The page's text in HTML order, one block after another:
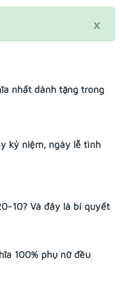
×
nhất dành tặng trong
kỷ niệm, ngày lễ tình
10? Và đây là bí quyết
100% phụ nữ đều